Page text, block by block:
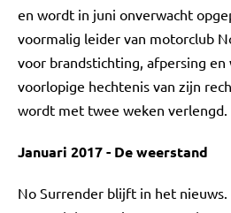
en wordt in juni onverwacht
voormalig leider van motorclub
voor brandstichting, afpersing en
voorlopige hechtenis van zijn
wordt met twee weken verlengd.
Januari 2017 - De weerstand
No Surrender blijft in het